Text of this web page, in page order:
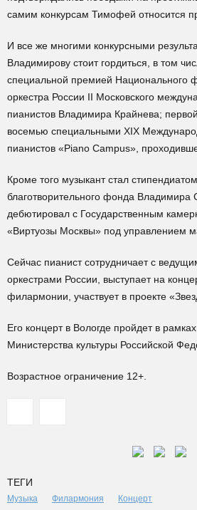
самим конкурсам Тимофей относится
И все же многими конкурсными
Владимирову стоит гордиться, в том
специальной премией Национального
оркестра России II Московского
пианистов Владимира Крайнева;
восемью специальными XIX
пианистов «Piano Campus»,
Кроме того музыкант стал
благотворительного фонда Владимира
дебютировал с Государственным
«Виртуозы Москвы» под управлением
Сейчас пианист сотрудничает с
оркестрами России, выступает на
филармонии, участвует в проекте
Его концерт в Вологде пройдет в
Министерства культуры Российской
Возрастное ограничение 12+.
ТЕГИ
Музыка Филармония Концерт